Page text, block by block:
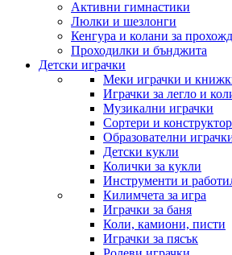
Активни гимнастики
Люлки и шезлонги
Кенгура и колани за
Проходилки и бънджита
Детски играчки
Меки играчки и
Играчки за легло и
Музикални играчки
Сортери и
Образователни
Детски кукли
Колички за кукли
Инструменти и
Килимчета за игра
Играчки за баня
Коли, камиони, писти
Играчки за пясък